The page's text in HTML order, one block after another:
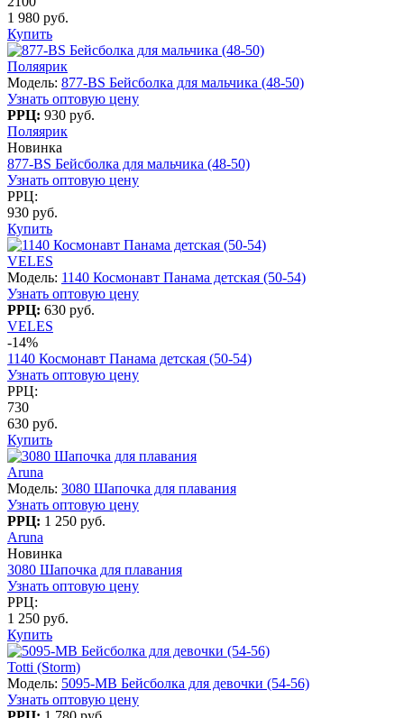
1 980 руб.
Купить
Поляярик
Модель: 877-BS Бейсболка для мальчика (48-50)
Узнать оптовую цену
РРЦ: 930 руб.
Поляярик
Новинка
877-BS Бейсболка для мальчика (48-50)
Узнать оптовую цену
РРЦ:
930 руб.
Купить
VELES
Модель: 1140 Космонавт Панама детская (50-54)
Узнать оптовую цену
РРЦ: 630 руб.
VELES
-14%
1140 Космонавт Панама детская (50-54)
Узнать оптовую цену
РРЦ:
730
630 руб.
Купить
Aruna
Модель: 3080 Шапочка для плавания
Узнать оптовую цену
РРЦ: 1 250 руб.
Aruna
Новинка
3080 Шапочка для плавания
Узнать оптовую цену
РРЦ:
1 250 руб.
Купить
Totti (Storm)
Модель: 5095-MB Бейсболка для девочки (54-56)
Узнать оптовую цену